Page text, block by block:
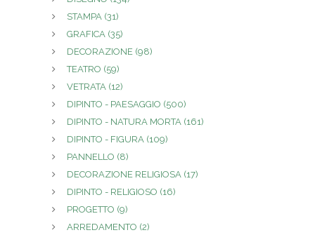
STAMPA (31)
GRAFICA (35)
DECORAZIONE (98)
TEATRO (59)
VETRATA (12)
DIPINTO - PAESAGGIO (500)
DIPINTO - NATURA MORTA (161)
DIPINTO - FIGURA (109)
PANNELLO (8)
DECORAZIONE RELIGIOSA (17)
DIPINTO - RELIGIOSO (16)
PROGETTO (9)
ARREDAMENTO (2)